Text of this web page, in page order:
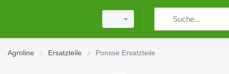
Agroline Ersatzteile Ponsse Ersatzteile